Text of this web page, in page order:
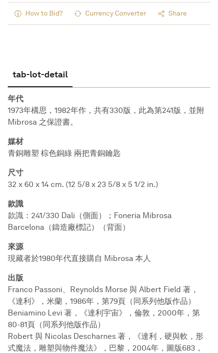
How to Bid? Currency Converter Share
tab-lot-detail
年代
1973年構思，1982年作，共有330版，此為第241版，並附
Mibrosa 之保證書。
媒材
青銅雕塑 棕色銅綠 兩把青銅鑰匙
尺寸
32 x 60 x 14 cm. (12 5/8 x 23 5/8 x 5 1/2 in.)
款識
款識：241/330 Dali（側面）；Foneria Mibrosa
Barcelona（鑄造廠標記）（背面）
來源
現藏者於1980年代直接購自 Mibrosa 本人
出版
Franco Passoni、Reynolds Morse 與 Albert Field 著，
《達利》，米蘭，1986年，第79頁（同系列他版作品）
Beniamino Levi 著，《達利宇宙》，倫敦，2000年，第
80-81頁（同系列他版作品）
Robert 與 Nicolas Descharnes 著，《達利，硬與軟，形
式魔法，雕塑與物件魔法》，巴黎，2004年，圖版683，